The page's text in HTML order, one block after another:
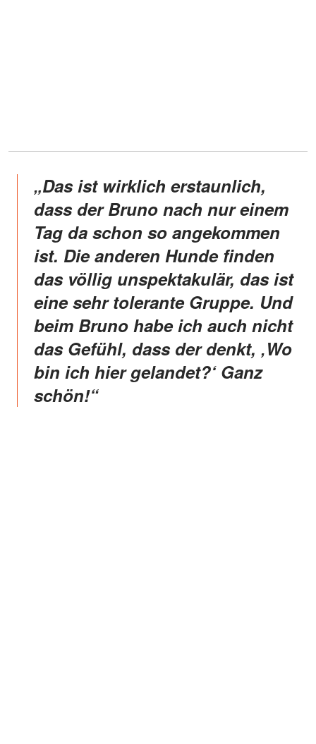
„Das ist wirklich erstaunlich,
dass der Bruno nach nur einem
Tag da schon so angekommen
ist. Die anderen Hunde finden
das völlig unspektakulär, das ist
eine sehr tolerante Gruppe. Und
beim Bruno habe ich auch nicht
das Gefühl, dass der denkt, ‚Wo
bin ich hier gelandet?‘ Ganz
schön!“